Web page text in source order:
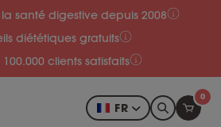
santé digestive depuis 2008
diététiques gratuits
clients satisfaits
FR
0